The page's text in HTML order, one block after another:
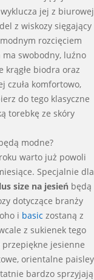
jej z biurowej
z wiskozy sięgający
rozcięciem
swobodny, luźno
krągłe biodra oraz
czuła komfortowo,
do tego klasyczne
torebkę ze skóry
modne?
warto już powoli
Specjalnie dla
size na jesień będą
dotyczące branży
i basic zostaną z
z sukienek tego
jesienne
orientalne paisley
bardzo sprzyjają